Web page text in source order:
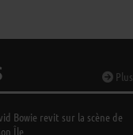
Plus
Bowie revit sur la scène de
Île